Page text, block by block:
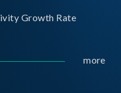
Growth Rate
more